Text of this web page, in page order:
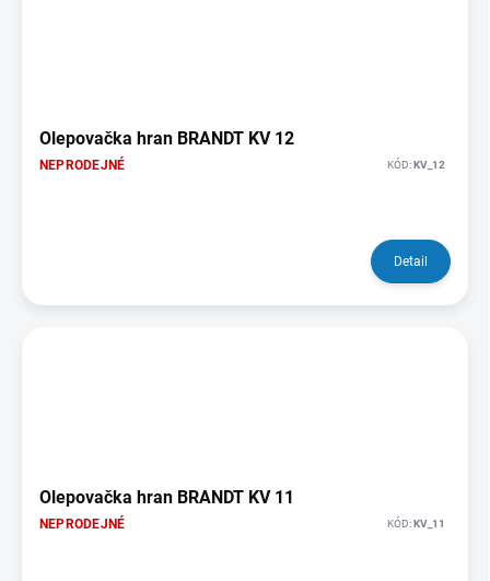
Olepovačka hran BRANDT KV 12
NEPRODEJNÉ KÓD:KV_12
Detail
Olepovačka hran BRANDT KV 11
NEPRODEJNÉ KÓD:KV_11